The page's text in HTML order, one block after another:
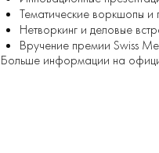
Тематические воркшопы и
Нетворкинг и деловые
Вручение премии Swiss
Больше информации на